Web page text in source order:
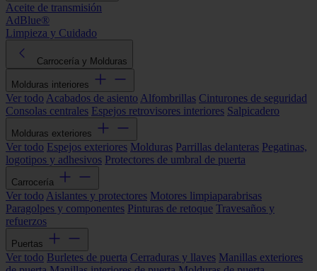
Aceite de transmisión
AdBlue®
Limpieza y Cuidado
Carrocería y Molduras
Molduras interiores
Ver todo Acabados de asiento Alfombrillas Cinturones de seguridad
Consolas centrales Espejos retrovisores interiores Salpicadero
Molduras exteriores
Ver todo Espejos exteriores Molduras Parrillas delanteras Pegatinas,
logotipos y adhesivos Protectores de umbral de puerta
Carrocería
Ver todo Aislantes y protectores Motores limpiaparabrisas
Paragolpes y componentes Pinturas de retoque Travesaños y
refuerzos
Puertas
Ver todo Burletes de puerta Cerraduras y llaves Manillas exteriores